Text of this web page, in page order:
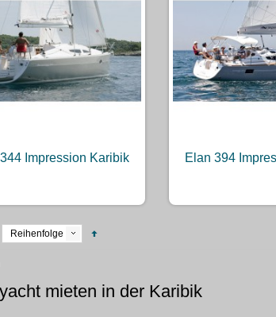
Impression Karibik Elan 394
Reihenfolge
mieten in der Karibik